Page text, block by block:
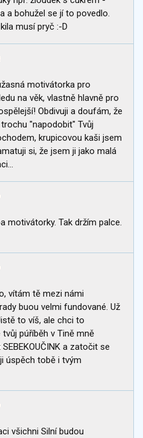
a bohužel se jí to povedlo.
musí pryč :-D
motivátorka pro
na věk, vlastně hlavně pro
Obdivuji a doufám, že
"napodobit" Tvůj
krupicovou kaši jsem
si, že jsem ji jako malá
motivátorky. Tak držím palce.
vítám tě mezi námi
buou velmi fundované. Už
to víš, ale chci to
púříběh v Tině mně
a zatočit se
úspěch tobě i tvým
všichni Silní budou